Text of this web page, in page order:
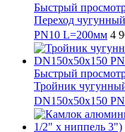
Быстрый
Переход
PN10 L=200мм 4
Быстрый
Тройник
DN150х50х150